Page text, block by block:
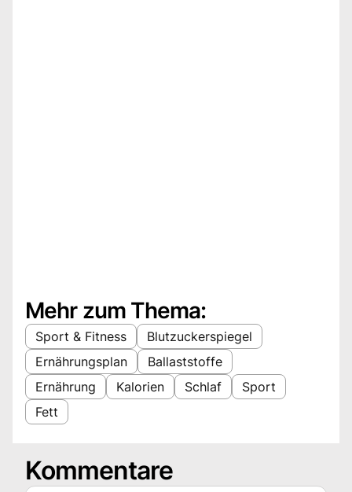
Mehr zum Thema:
Sport & Fitness
Blutzuckerspiegel
Ernährungsplan
Ballaststoffe
Ernährung
Kalorien Schlaf
Sport
Fett
Kommentare